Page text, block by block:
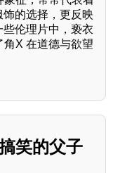
的选择，更反映
伦理片中，亵衣
X 在道德与欲望
笑的父子